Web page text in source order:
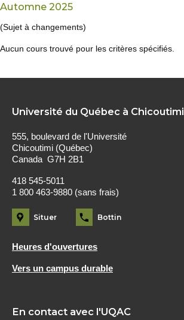
Automne 2025
(Sujet à changements)
Aucun cours trouvé pour les critères spécifiés.
Université du Québec à Chicoutimi
555, boulevard de l'Université
Chicoutimi (Québec)
Canada G7H 2B1
418 545-5011
1 800 463-9880 (sans frais)
Situer Bottin
Heures d'ouvertures
Vers un campus durable
En contact avec l'UQAC